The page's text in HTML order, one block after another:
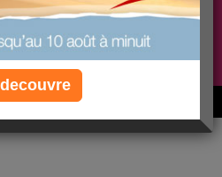
le régime gratuit
et réappris à manger avec nous